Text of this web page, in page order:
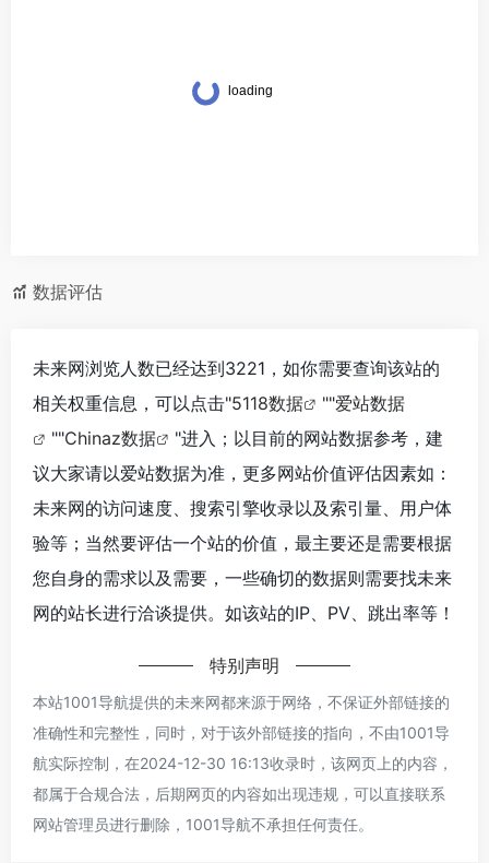
数据评估
未来网浏览人数已经达到3221，如你需要查询该站的
相关权重信息，可以点击"5118数据 ""爱站数据
""Chinaz数据
"进入；以目前的网站数据参考，建
议大家请以爱站数据为准，更多网站价值评估因素如：
未来网的访问速度、搜索引擎收录以及索引量、用户体
验等；当然要评估一个站的价值，最主要还是需要根据
您自身的需求以及需要，一些确切的数据则需要找未来
网的站长进行洽谈提供。如该站的IP、PV、跳出率等！
特别声明
本站1001导航提供的未来网都来源于网络，不保证外部链接的
准确性和完整性，同时，对于该外部链接的指向，不由1001导
航实际控制，在2024-12-30 16:13收录时，该网页上的内容，
都属于合规合法，后期网页的内容如出现违规，可以直接联系
网站管理员进行删除，1001导航不承担任何责任。